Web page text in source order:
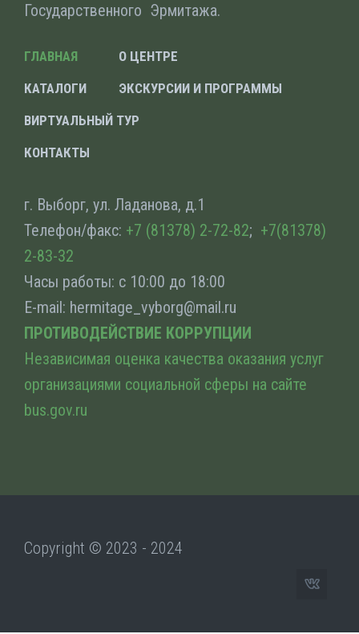
Государственного Эрмитажа.
ГЛАВНАЯ
КАТАЛОГИ
О ЦЕНТРЕ
ЭКСКУРСИИ И ПРОГРАММЫ
ВИРТУАЛЬНЫЙ ТУР
КОНТАКТЫ
г. Выборг, ул. Ладанова, д.1
Телефон/факс: +7 (81378) 2-72-82; +7(81378)
2-83-32
Часы работы: с 10:00 до 18:00
E-mail: hermitage_vyborg@mail.ru
ПРОТИВОДЕЙСТВИЕ КОРРУПЦИИ
Независимая оценка качества оказания услуг
организациями социальной сферы на сайте
bus.gov.ru
Copyright © 2023 - 2024